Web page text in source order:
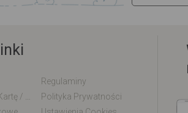
Regulaminy
Polityka Prywatności